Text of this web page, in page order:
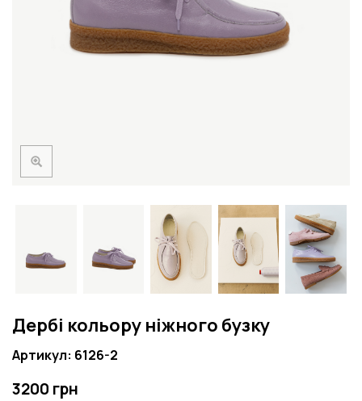
Дербі кольору ніжного бузку
Артикул: 6126-2
3200 грн